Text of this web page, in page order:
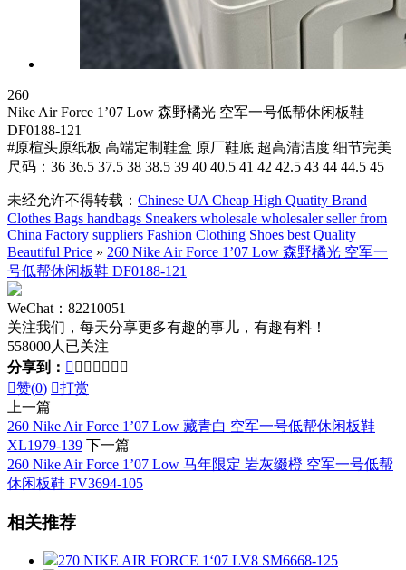
260
Nike Air Force 1’07 Low 森野橘光 空军一号低帮休闲板鞋
DF0188-121
#原楦头原纸板 高端定制鞋盒 原厂鞋底 超高清洁度 细节完美
尺码：36 36.5 37.5 38 38.5 39 40 40.5 41 42 42.5 43 44 44.5 45
未经允许不得转载： Chinese UA Cheap High Quatity Brand
Clothes Bags handbags Sneakers wholesale wholesaler seller from
China Factory suppliers Fashion Clothing Shoes best Quality
Beautiful Price » 260 Nike Air Force 1’07 Low 森野橘光 空军一
号低帮休闲板鞋 DF0188-121
WeChat：82210051
关注我们，每天分享更多有趣的事儿，有趣有料！
558000人已关注
分享到：       
赞(0) 打赏
上一篇
260 Nike Air Force 1’07 Low 藏青白 空军一号低帮休闲板鞋
XL1979-139 下一篇
260 Nike Air Force 1’07 Low 马年限定 岩灰缀橙 空军一号低帮
休闲板鞋 FV3694-105
相关推荐
270 NIKE AIR FORCE 1‘07 LV8 SM6668-125